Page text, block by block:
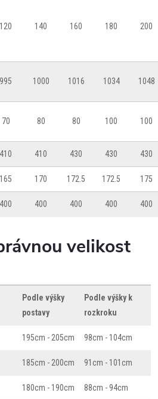
120 140 160 180 200
995 1000 1016 1034 1048
70 80 80 100 100
410 410 430 430 430
165 170 172.5 172.5 175
400 400 400 400 400
velikost
Podle výšky
postavy
Podle výšky k
rozkroku
195cm - 205cm 98cm - 104cm
185cm - 200cm 91cm - 101cm
180cm - 190cm 88cm - 94cm